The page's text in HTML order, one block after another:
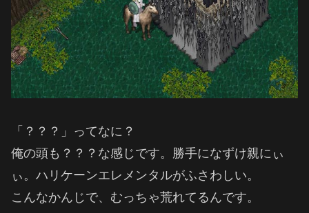
「？？？」ってなに？
俺の頭も？？？な感じです。勝手になずけ親にぃ
ぃ。ハリケーンエレメンタルがふさわしい。
こんなかんじで、むっちゃ荒れてるんです。